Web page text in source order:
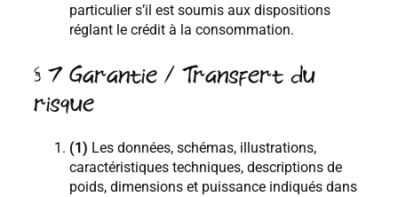
particulier s’il est soumis aux dispositions
réglant le crédit à la consommation.
§ 7 Garantie / Transfert du
risque
(1) Les données, schémas, illustrations,
caractéristiques techniques, descriptions de
poids, dimensions et puissance indiqués dans